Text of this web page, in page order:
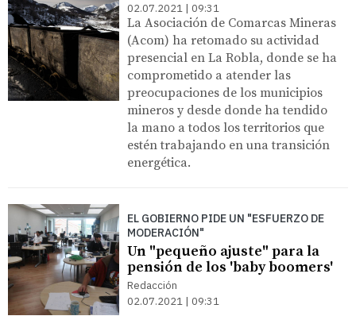
02.07.2021 | 09:31
La Asociación de Comarcas Mineras
(Acom) ha retomado su actividad
presencial en La Robla, donde se ha
comprometido a atender las
preocupaciones de los municipios
mineros y desde donde ha tendido
la mano a todos los territorios que
estén trabajando en una transición
energética.
EL GOBIERNO PIDE UN "ESFUERZO DE
MODERACIÓN"
Un "pequeño ajuste" para la
pensión de los 'baby boomers'
Redacción
02.07.2021 | 09:31